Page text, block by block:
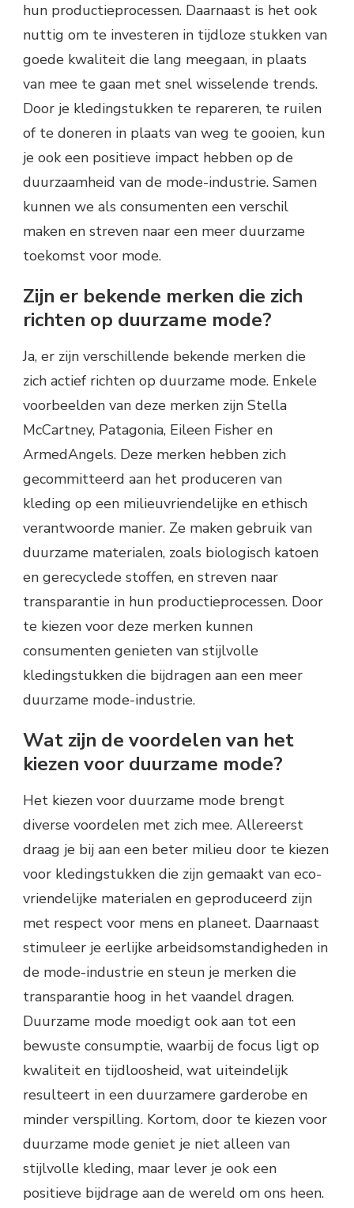
hun productieprocessen. Daarnaast is het ook
nuttig om te investeren in tijdloze stukken van
goede kwaliteit die lang meegaan, in plaats
van mee te gaan met snel wisselende trends.
Door je kledingstukken te repareren, te ruilen
of te doneren in plaats van weg te gooien, kun
je ook een positieve impact hebben op de
duurzaamheid van de mode-industrie. Samen
kunnen we als consumenten een verschil
maken en streven naar een meer duurzame
toekomst voor mode.
Zijn er bekende merken die zich
richten op duurzame mode?
Ja, er zijn verschillende bekende merken die
zich actief richten op duurzame mode. Enkele
voorbeelden van deze merken zijn Stella
McCartney, Patagonia, Eileen Fisher en
ArmedAngels. Deze merken hebben zich
gecommitteerd aan het produceren van
kleding op een milieuvriendelijke en ethisch
verantwoorde manier. Ze maken gebruik van
duurzame materialen, zoals biologisch katoen
en gerecyclede stoffen, en streven naar
transparantie in hun productieprocessen. Door
te kiezen voor deze merken kunnen
consumenten genieten van stijlvolle
kledingstukken die bijdragen aan een meer
duurzame mode-industrie.
Wat zijn de voordelen van het
kiezen voor duurzame mode?
Het kiezen voor duurzame mode brengt
diverse voordelen met zich mee. Allereerst
draag je bij aan een beter milieu door te kiezen
voor kledingstukken die zijn gemaakt van eco-
vriendelijke materialen en geproduceerd zijn
met respect voor mens en planeet. Daarnaast
stimuleer je eerlijke arbeidsomstandigheden in
de mode-industrie en steun je merken die
transparantie hoog in het vaandel dragen.
Duurzame mode moedigt ook aan tot een
bewuste consumptie, waarbij de focus ligt op
kwaliteit en tijdloosheid, wat uiteindelijk
resulteert in een duurzamere garderobe en
minder verspilling. Kortom, door te kiezen voor
duurzame mode geniet je niet alleen van
stijlvolle kleding, maar lever je ook een
positieve bijdrage aan de wereld om ons heen.